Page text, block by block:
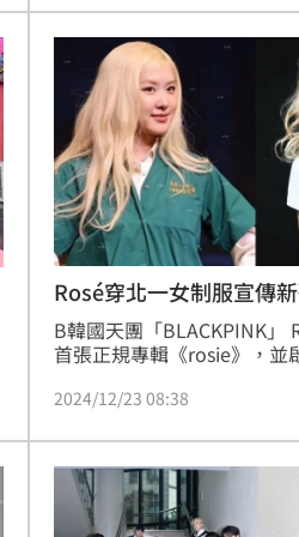
級大勢女團。
Rosé穿北一女制服宣傳
B韓國天團「BLACKPINK」
首張正規專輯《rosie》，並
精心搭配的造型亮相，其中
台灣網友熱烈討論。
2024/12/23 08:38